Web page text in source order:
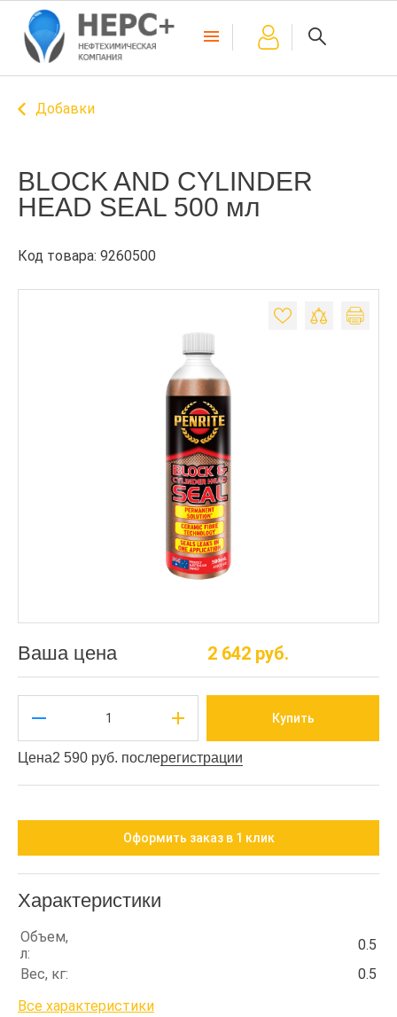
Добавки
BLOCK AND CYLINDER
HEAD SEAL 500 мл
Код товара: 9260500
Ваша цена 2 642 руб.
Купить
Цена2 590 руб. послерегистрации
Оформить заказ в 1 клик
Характеристики
Объем,
л:
0.5
Вес, кг:
0.5
Все характеристики